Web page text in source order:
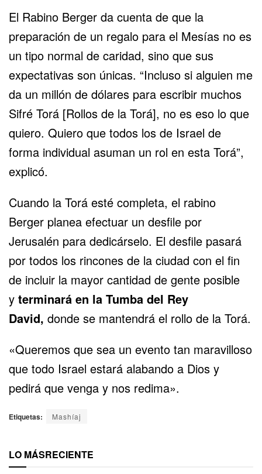
El Rabino Berger da cuenta de que la
preparación de un regalo para el Mesías no es
un tipo normal de caridad, sino que sus
expectativas son únicas. “Incluso si alguien me
da un millón de dólares para escribir muchos
Sifré Torá [Rollos de la Torá], no es eso lo que
quiero. Quiero que todos los de Israel de
forma individual asuman un rol en esta Torá”,
explicó.
Cuando la Torá esté completa, el rabino
Berger planea efectuar un desfile por
Jerusalén para dedicárselo. El desfile pasará
por todos los rincones de la ciudad con el fin
de incluir la mayor cantidad de gente posible
y terminará en la Tumba del Rey
David, donde se mantendrá el rollo de la Torá.
«Queremos que sea un evento tan maravilloso
que todo Israel estará alabando a Dios y
pedirá que venga y nos redima».
Etiquetas: Mashíaj
LO MÁSRECIENTE